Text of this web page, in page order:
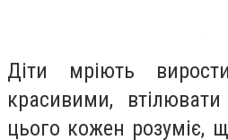
Діти мріють
красивими,
цього кожен розуміє,